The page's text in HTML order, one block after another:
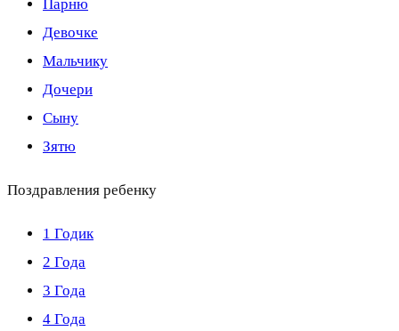
Парню
Девочке
Мальчику
Дочери
Сыну
Зятю
Поздравления ребенку
1 Годик
2 Года
3 Года
4 Года